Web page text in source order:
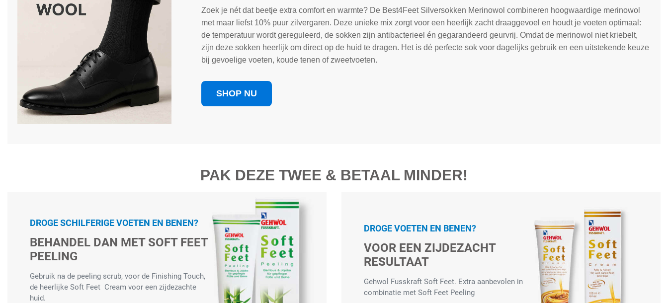
Zoek je nét dat beetje extra comfort en warmte? De Best4Feet Silversokken Merinowol combineren hoogwaardige merinowol
met maar liefst 10% puur zilvergaren. Deze unieke mix zorgt voor een heerlijk zacht draaggevoel en houdt je voeten optimaal:
de temperatuur wordt gereguleerd, de sokken zijn antibacterieel én gegarandeerd geurvrij. Omdat de merinowol niet kriebelt,
zijn deze sokken heerlijk om direct op de huid te dragen. Het is dé perfecte sok voor dagelijks gebruik en een uitstekende keuze
bij gevoelige voeten, koude tenen of zweetvoeten.
SHOP NU
PAK DEZE TWEE & BETAAL MINDER!
DROGE SCHILFERIGE VOETEN EN BENEN?
BEHANDEL DAN MET SOFT FEET
PEELING
Gebruik na de peeling scrub, voor de Finishing Touch,
de heerlijke Soft Feet Cream voor een zijdezachte
huid.
DROGE VOETEN EN BENEN?
VOOR EEN ZIJDEZACHT
RESULTAAT
Gehwol Fusskraft Soft Feet. Extra aanbevolen in
combinatie met Soft Feet Peeling